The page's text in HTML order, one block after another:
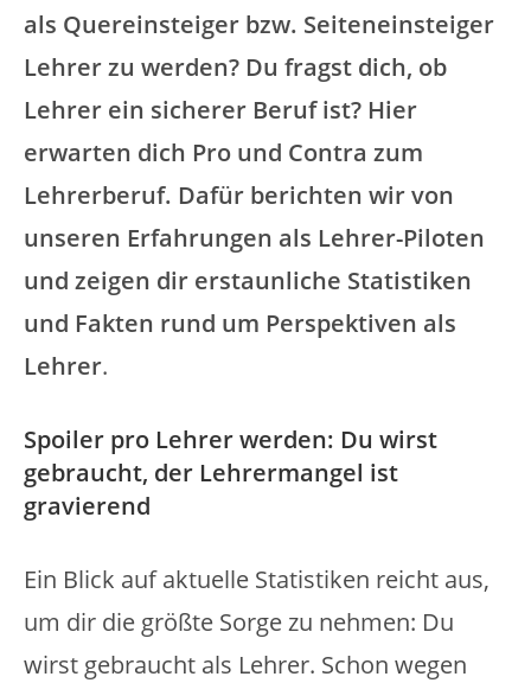
als Quereinsteiger bzw. Seiteneinsteiger
Lehrer zu werden? Du fragst dich, ob
Lehrer ein sicherer Beruf ist? Hier
erwarten dich Pro und Contra zum
Lehrerberuf. Dafür berichten wir von
unseren Erfahrungen als Lehrer-Piloten
und zeigen dir erstaunliche Statistiken
und Fakten rund um Perspektiven als
Lehrer.
Spoiler pro Lehrer werden: Du wirst
gebraucht, der Lehrermangel ist
gravierend
Ein Blick auf aktuelle Statistiken reicht aus,
um dir die größte Sorge zu nehmen: Du
wirst gebraucht als Lehrer. Schon wegen